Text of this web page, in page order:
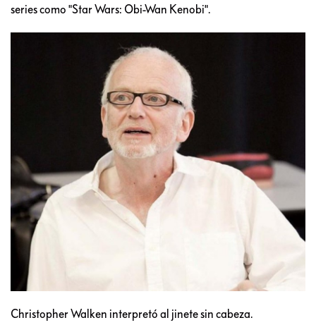
series como "Star Wars: Obi-Wan Kenobi".
Christopher Walken interpretó al jinete sin cabeza.